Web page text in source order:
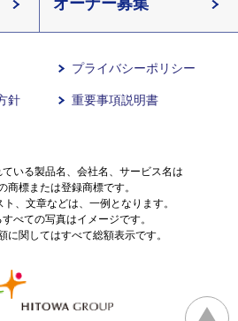
愛知県
兵庫県
理由
すく説明
ぶ時のポイント
いて
オーナー募集
プライバシーポリシー
針 重要事項説明書
いる製品名、会社名、サービス名は
商標または登録商標です。
、文章などは、一例となります。
べての写真はイメージです。
に関してはすべて総額表示です。